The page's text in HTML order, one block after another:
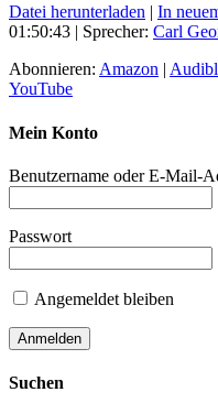
Datei herunterladen | In
01:50:43 | Sprecher: Carl
Abonnieren: Amazon |
YouTube
Mein Konto
Benutzername oder E-Mail-
Passwort
Angemeldet bleiben
Suchen